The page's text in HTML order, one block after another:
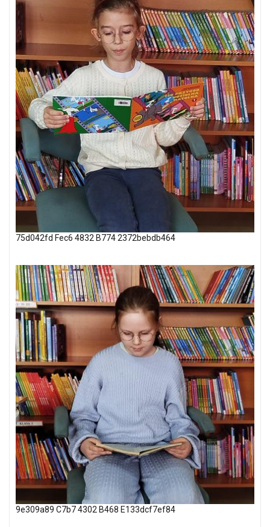
75d042fd Fec6 4832 B774 2372bebdb464
9e309a89 C7b7 4302 B468 E133dcf7ef84